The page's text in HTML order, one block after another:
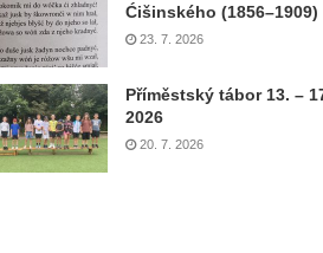
Ćišinského (1856–1909)
23. 7. 2026
Příměstský tábor 13. –
2026
20. 7. 2026